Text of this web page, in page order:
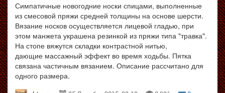
Симпатичные новогодние носки спицами, выполненные
из смесовой пряжи средней толщины на основе шерсти.
Вязание носков осуществляется лицевой гладью, при
этом манжета украшена резинкой из пряжи типа "травка".
На стопе вяжутся складки контрастной нитью,
дающие массажный эффект во время ходьбы. Пятка
связана частичным вязанием. Описание рассчитано для
одного размера.